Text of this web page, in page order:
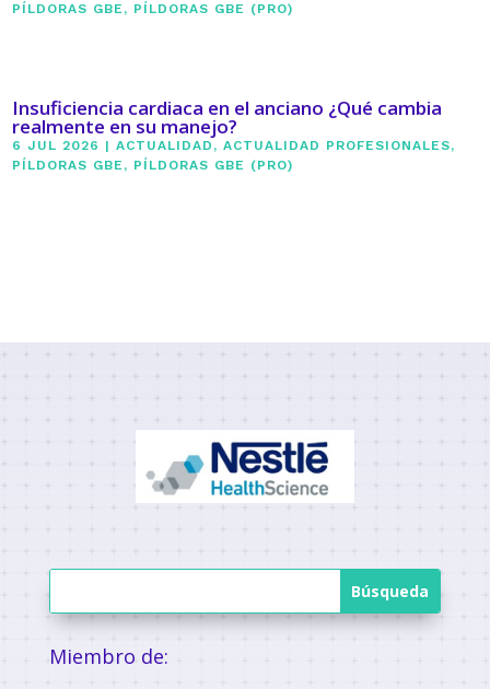
PÍLDORAS GBE , PÍLDORAS GBE (PRO)
Insuficiencia cardiaca en el anciano ¿Qué cambia
realmente en su manejo?
6 JUL 2026 |ACTUALIDAD ,ACTUALIDAD PROFESIONALES,
PÍLDORAS GBE , PÍLDORAS GBE (PRO)
Miembro de: